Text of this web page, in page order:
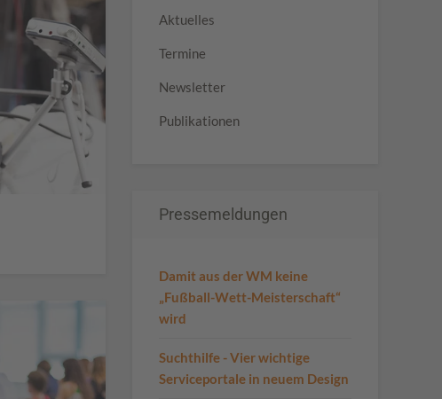
Aktuelles
Termine
Newsletter
Publikationen
Pressemeldungen
Damit aus der WM keine
„Fußball-Wett-Meisterschaft“
wird
Suchthilfe - Vier wichtige
Serviceportale in neuem Design